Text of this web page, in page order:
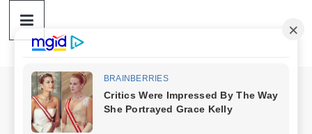
content
ดวง
ราศี
เงิน